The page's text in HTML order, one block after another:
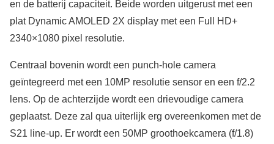
en de batterij capaciteit. Beide worden uitgerust met een
plat Dynamic AMOLED 2X display met een Full HD+
2340×1080 pixel resolutie.
Centraal bovenin wordt een punch-hole camera
geïntegreerd met een 10MP resolutie sensor en een f/2.2
lens. Op de achterzijde wordt een drievoudige camera
geplaatst. Deze zal qua uiterlijk erg overeenkomen met de
S21 line-up. Er wordt een 50MP groothoekcamera (f/1.8)